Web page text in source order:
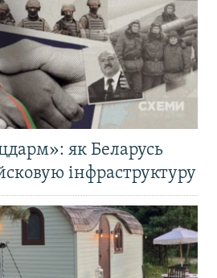
як Беларусь
інфраструктуру